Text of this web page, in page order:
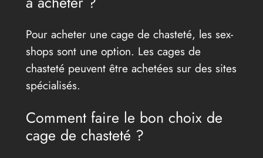
Pour acheter une cage de chasteté, les sex-
shops sont une option. Les cages de
chasteté peuvent être achetées sur des sites
spécialisés.
Comment faire le bon choix de
cage de chasteté ?